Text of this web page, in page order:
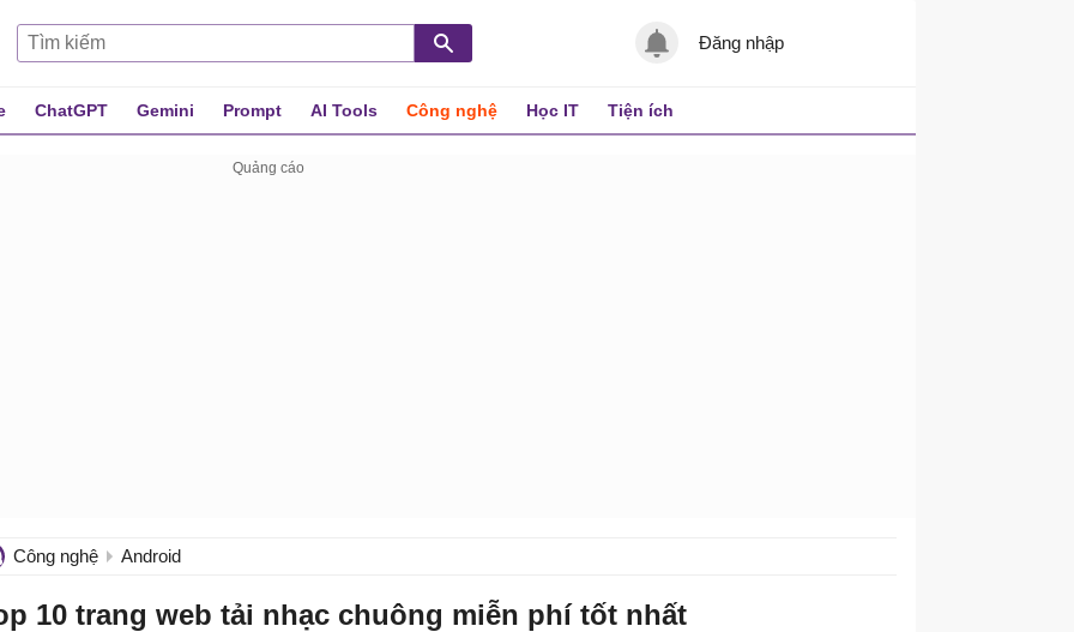
Đăng nhập
ChatGPT Gemini Prompt AI Tools Công nghệ Học IT Tiện ích
Công nghệ Android
10 trang web tải nhạc chuông miễn phí tốt nhất